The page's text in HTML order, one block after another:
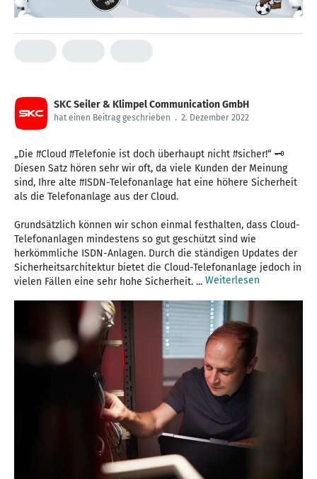
SKC Seiler & Klimpel Communication GmbH
hat einen Beitrag geschrieben . 2. Dezember 2022
„Die #Cloud #Telefonie ist doch überhaupt nicht #sicher!“ 🗝
Diesen Satz hören sehr wir oft, da viele Kunden der Meinung
sind, Ihre alte #ISDN-Telefonanlage hat eine höhere Sicherheit
als die Telefonanlage aus der Cloud.
Grundsätzlich können wir schon einmal festhalten, dass Cloud-
Telefonanlagen mindestens so gut geschützt sind wie
herkömmliche ISDN-Anlagen. Durch die ständigen Updates der
Sicherheitsarchitektur bietet die Cloud-Telefonanlage jedoch in
vielen Fällen eine sehr hohe Sicherheit. ... Weiterlesen